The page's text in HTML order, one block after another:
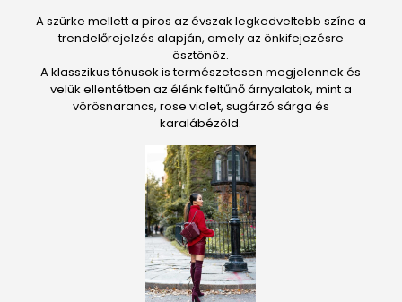
A szürke mellett a piros az évszak legkedveltebb színe a
trendelőrejelzés alapján, amely az önkifejezésre
ösztönöz.
A klasszikus tónusok is természetesen megjelennek és
velük ellentétben az élénk feltűnő árnyalatok, mint a
vörösnarancs, rose violet, sugárzó sárga és
karalábézöld.